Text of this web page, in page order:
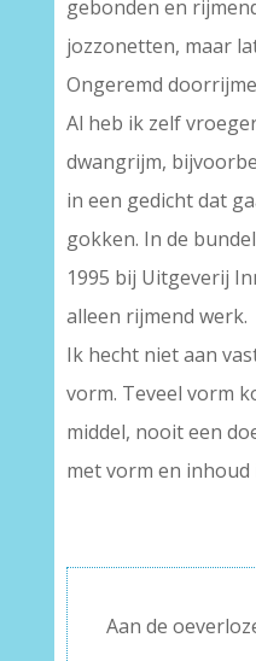
gebonden en
jozzonetten, maar
Ongeremd
Al heb ik zelf
dwangrijm,
in een gedicht dat
gokken. In de bundel
1995 bij Uitgeverij
alleen rijmend werk.
Ik hecht niet aan
vorm. Teveel vorm
middel, nooit een
met vorm en inhoud
Aan de